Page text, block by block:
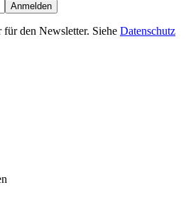
Anmelden
den Newsletter. Siehe Datenschutz